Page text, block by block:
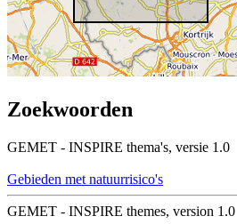
Zoekwoorden
GEMET - INSPIRE thema's, versie 1.0
Gebieden met natuurrisico's
GEMET - INSPIRE themes, version 1.0